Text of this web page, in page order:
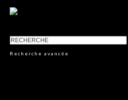
Recherche avancée